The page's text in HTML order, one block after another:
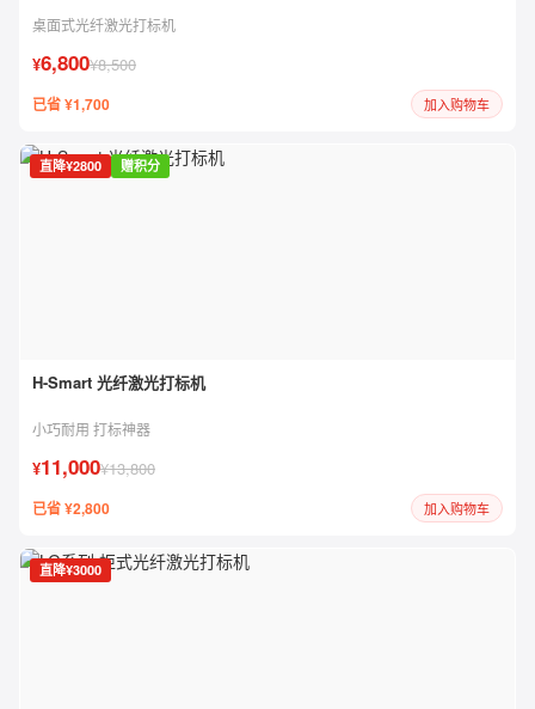
桌面式光纤激光打标机
¥6,800¥8,500
已省 ¥1,700 加入购物车
直降¥2800 赠积分
H-Smart 光纤激光打标机
小巧耐用 打标神器
¥11,000¥13,800
已省 ¥2,800 加入购物车
直降¥3000